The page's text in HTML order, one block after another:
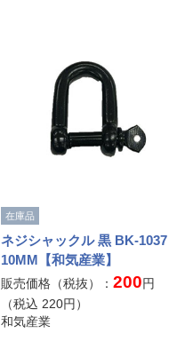
在庫品
ネジシャックル 黒 BK-1037
10MM【和気産業】
販売価格（税抜）：200円
（税込 220円）
和気産業